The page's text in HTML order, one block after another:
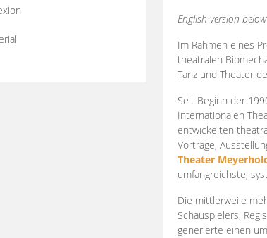
English version below
Im Rahmen eines
theatralen
Tanz und Theater
Seit Beginn der
Internationalen
entwickelten
Vorträge,
Theater
umfangreichste,
Die mittlerweile
Schauspielers,
generierte einen